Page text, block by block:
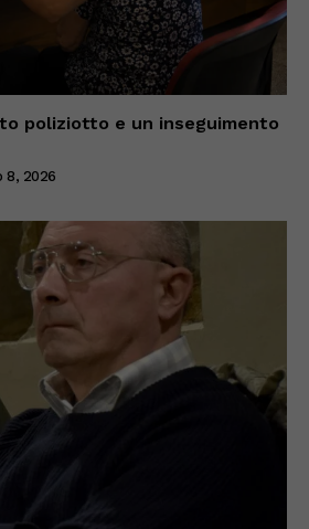
poliziotto e un inseguimento
8, 2026